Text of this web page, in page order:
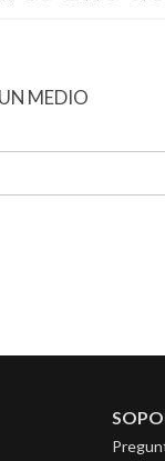
MEDIO